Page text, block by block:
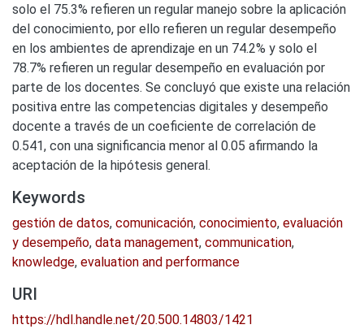
solo el 75.3% refieren un regular manejo sobre la aplicación
del conocimiento, por ello refieren un regular desempeño
en los ambientes de aprendizaje en un 74.2% y solo el
78.7% refieren un regular desempeño en evaluación por
parte de los docentes. Se concluyó que existe una relación
positiva entre las competencias digitales y desempeño
docente a través de un coeficiente de correlación de
0.541, con una significancia menor al 0.05 afirmando la
aceptación de la hipótesis general.
Keywords
gestión de datos, comunicación, conocimiento, evaluación
y desempeño, data management, communication,
knowledge, evaluation and performance
URI
https://hdl.handle.net/20.500.14803/1421